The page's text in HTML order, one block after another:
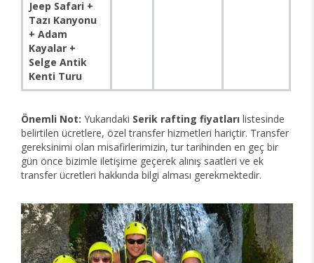
Jeep Safari +
Tazı Kanyonu
+ Adam
Kayalar +
Selge Antik
Kenti Turu
Önemli Not: Yukarıdaki Serik rafting fiyatları listesinde
belirtilen ücretlere, özel transfer hizmetleri hariçtir. Transfer
gereksinimi olan misafirlerimizin, tur tarihinden en geç bir
gün önce bizimle iletişime geçerek alınış saatleri ve ek
transfer ücretleri hakkında bilgi alması gerekmektedir.